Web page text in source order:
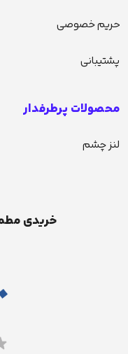
حریم خصوصی
پشتیبانی
محصولات پرطرفدار
لنز چشم
خریدی